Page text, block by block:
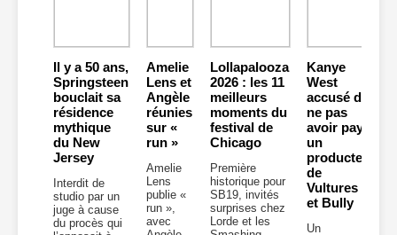
Il y a 50 ans,
Springsteen
bouclait sa
résidence
mythique
du New
Jersey
Interdit de
studio par un
juge à cause
du procès qui
Amelie
Lens et
Angèle
réunies
sur «
run »
Amelie
Lens
publie «
run »,
avec
Lollapalooza
2026 : les 11
meilleurs
moments du
festival de
Chicago
Première
historique pour
SB19, invités
surprises chez
Lorde et les
Kanye
West
accusé de
ne pas
avoir payé
un
producteur
de
Vultures 2
et Bully
Un